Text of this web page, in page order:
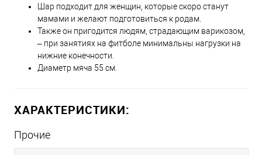
Шар подходит для женщин, которые скоро станут
мамами и желают подготовиться к родам.
Также он пригодится людям, страдающим варикозом,
– при занятиях на фитболе минимальны нагрузки на
нижние конечности.
Диаметр мяча 55 см.
ХАРАКТЕРИСТИКИ:
Прочие